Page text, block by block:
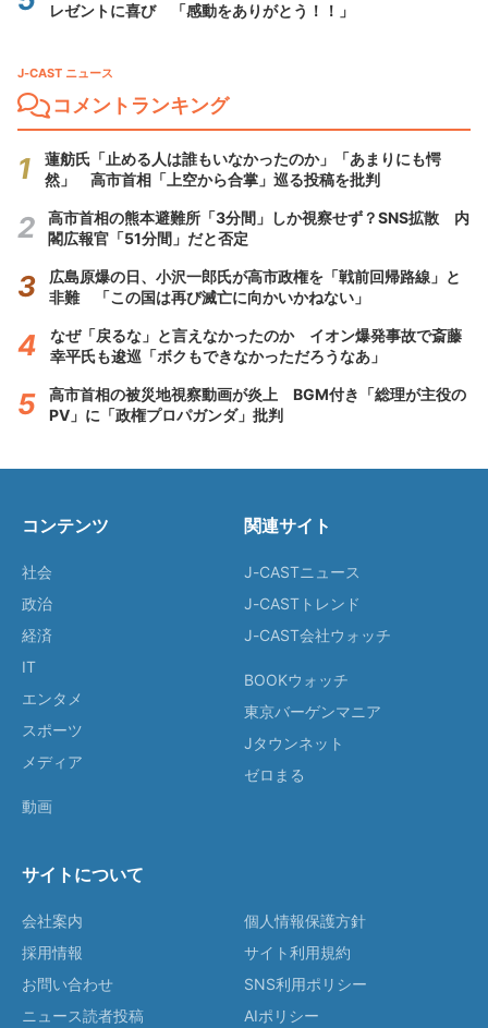
レゼントに喜び 「感動をありがとう！！」
J-CAST ニュース
コメントランキング
蓮舫氏「止める人は誰もいなかったのか」「あまりにも愕
然」 高市首相「上空から合掌」巡る投稿を批判
高市首相の熊本避難所「3分間」しか視察せず？SNS拡散 内
閣広報官「51分間」だと否定
広島原爆の日、小沢一郎氏が高市政権を「戦前回帰路線」と
非難 「この国は再び滅亡に向かいかねない」
なぜ「戻るな」と言えなかったのか イオン爆発事故で斎藤
幸平氏も逡巡「ボクもできなかっただろうなあ」
高市首相の被災地視察動画が炎上 BGM付き「総理が主役の
PV」に「政権プロパガンダ」批判
コンテンツ
社会
政治
経済
IT
エンタメ
スポーツ
メディア
動画
関連サイト
J-CASTニュース
J-CASTトレンド
J-CAST会社ウォッチ
BOOKウォッチ
東京バーゲンマニア
Jタウンネット
ゼロまる
サイトについて
会社案内
採用情報
お問い合わせ
ニュース読者投稿
個人情報保護方針
サイト利用規約
SNS利用ポリシー
AIポリシー